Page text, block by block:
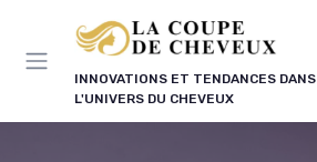
INNOVATIONS ET TENDANCES DANS
L'UNIVERS DU CHEVEUX